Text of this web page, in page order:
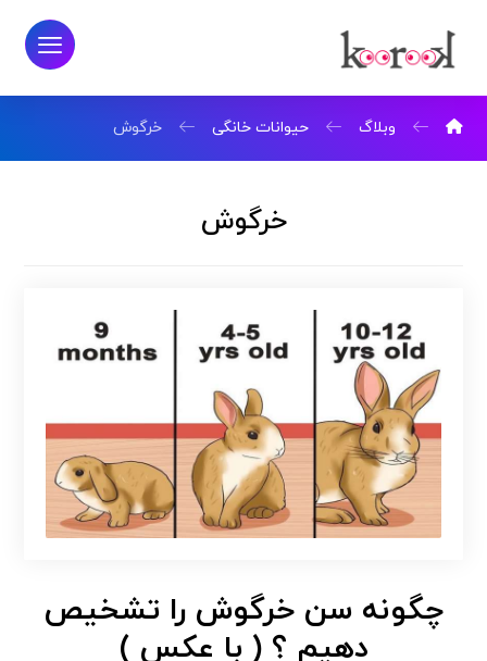
وبلاگ حیوانات خانگی خرگوش
خرگوش
چگونه سن خرگوش را تشخیص
دهیم ؟ ( با عکس )